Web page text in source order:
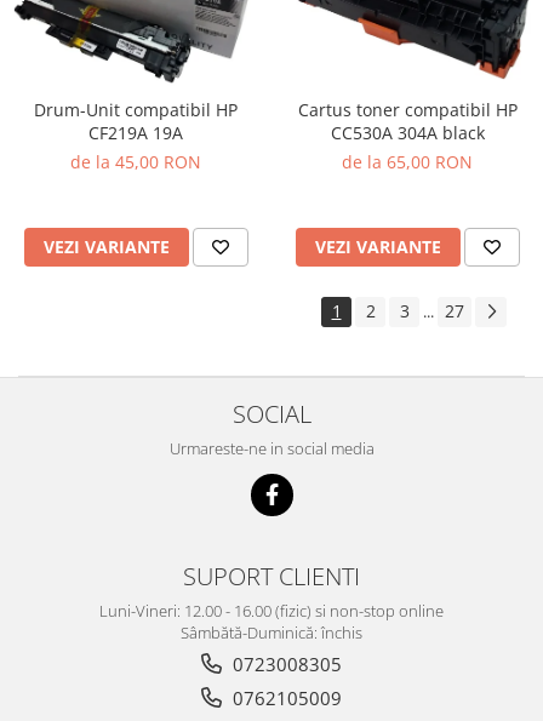
Drum-Unit compatibil HP
CF219A 19A
de la 45,00 RON
VEZI VARIANTE
Cartus toner compatibil HP
CC530A 304A black
de la 65,00 RON
VEZI VARIANTE
1 2 3 ... 27
SOCIAL
Urmareste-ne in social media
SUPORT CLIENTI
Luni-Vineri: 12.00 - 16.00 (fizic) si non-stop online
Sâmbătă-Duminică: închis
0723008305
0762105009